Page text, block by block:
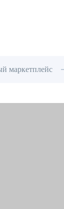
маркетплейс